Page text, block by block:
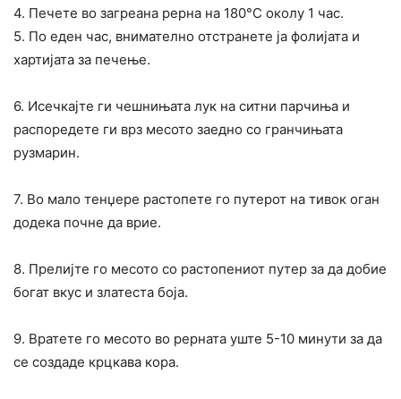
4. Печете во загреана рерна на 180°C околу 1 час.
5. По еден час, внимателно отстранете ја фолијата и
хартијата за печење.
6. Исечкајте ги чешнињата лук на ситни парчиња и
распоредете ги врз месото заедно со гранчињата
рузмарин.
7. Во мало тенџере растопете го путерот на тивок оган
додека почне да врие.
8. Прелијте го месото со растопениот путер за да добие
богат вкус и златеста боја.
9. Вратете го месото во рерната уште 5-10 минути за да
се создаде крцкава кора.